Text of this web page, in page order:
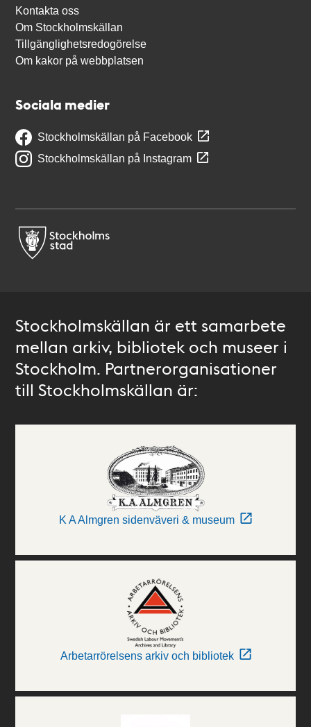
Kontakta oss
Om Stockholmskällan
Tillgänglighetsredogörelse
Om kakor på webbplatsen
Sociala medier
Stockholmskällan på Facebook
Stockholmskällan på Instagram
Stockholmskällan är ett samarbete
mellan arkiv, bibliotek och museer i
Stockholm. Partnerorganisationer
till Stockholmskällan är:
K A Almgren sidenväveri & museum
Arbetarrörelsens arkiv och bibliotek